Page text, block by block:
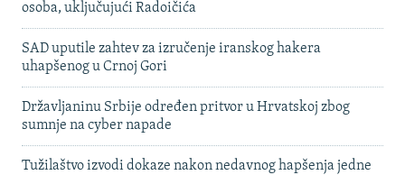
osoba, uključujući Radoičića
SAD uputile zahtev za izručenje iranskog hakera
uhapšenog u Crnoj Gori
Državljaninu Srbije određen pritvor u Hrvatskoj zbog
sumnje na cyber napade
Tužilaštvo izvodi dokaze nakon nedavnog hapšenja jedne